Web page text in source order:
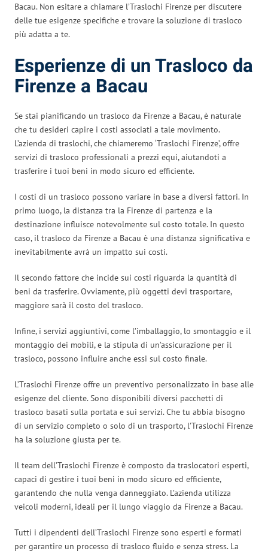
Bacau. Non esitare a chiamare l’Traslochi Firenze per discutere
delle tue esigenze specifiche e trovare la soluzione di trasloco
più adatta a te.
Esperienze di un Trasloco da
Firenze a Bacau
Se stai pianificando un trasloco da Firenze a Bacau, è naturale
che tu desideri capire i costi associati a tale movimento.
L’azienda di traslochi, che chiameremo ‘Traslochi Firenze’, offre
servizi di trasloco professionali a prezzi equi, aiutandoti a
trasferire i tuoi beni in modo sicuro ed efficiente.
I costi di un trasloco possono variare in base a diversi fattori. In
primo luogo, la distanza tra la Firenze di partenza e la
destinazione influisce notevolmente sul costo totale. In questo
caso, il trasloco da Firenze a Bacau è una distanza significativa e
inevitabilmente avrà un impatto sui costi.
Il secondo fattore che incide sui costi riguarda la quantità di
beni da trasferire. Ovviamente, più oggetti devi trasportare,
maggiore sarà il costo del trasloco.
Infine, i servizi aggiuntivi, come l’imballaggio, lo smontaggio e il
montaggio dei mobili, e la stipula di un’assicurazione per il
trasloco, possono influire anche essi sul costo finale.
L’Traslochi Firenze offre un preventivo personalizzato in base alle
esigenze del cliente. Sono disponibili diversi pacchetti di
trasloco basati sulla portata e sui servizi. Che tu abbia bisogno
di un servizio completo o solo di un trasporto, l’Traslochi Firenze
ha la soluzione giusta per te.
Il team dell’Traslochi Firenze è composto da traslocatori esperti,
capaci di gestire i tuoi beni in modo sicuro ed efficiente,
garantendo che nulla venga danneggiato. L’azienda utilizza
veicoli moderni, ideali per il lungo viaggio da Firenze a Bacau.
Tutti i dipendenti dell’Traslochi Firenze sono esperti e formati
per garantire un processo di trasloco fluido e senza stress. La